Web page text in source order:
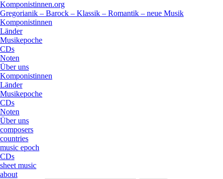
Komponistinnen.org
Gregorianik – Barock – Klassik – Romantik – neue Musik
Komponistinnen
Länder
Musikepoche
CDs
Noten
Über uns
Komponistinnen
Länder
Musikepoche
CDs
Noten
Über uns
composers
countries
music epoch
CDs
sheet music
about